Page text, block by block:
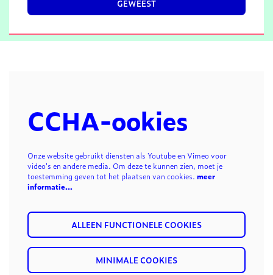
GEWEEST
CCHA-ookies
Onze website gebruikt diensten als Youtube en Vimeo voor
video's en andere media. Om deze te kunnen zien, moet je
toestemming geven tot het plaatsen van cookies. meer
informatie…
ALLEEN FUNCTIONELE COOKIES
MINIMALE COOKIES